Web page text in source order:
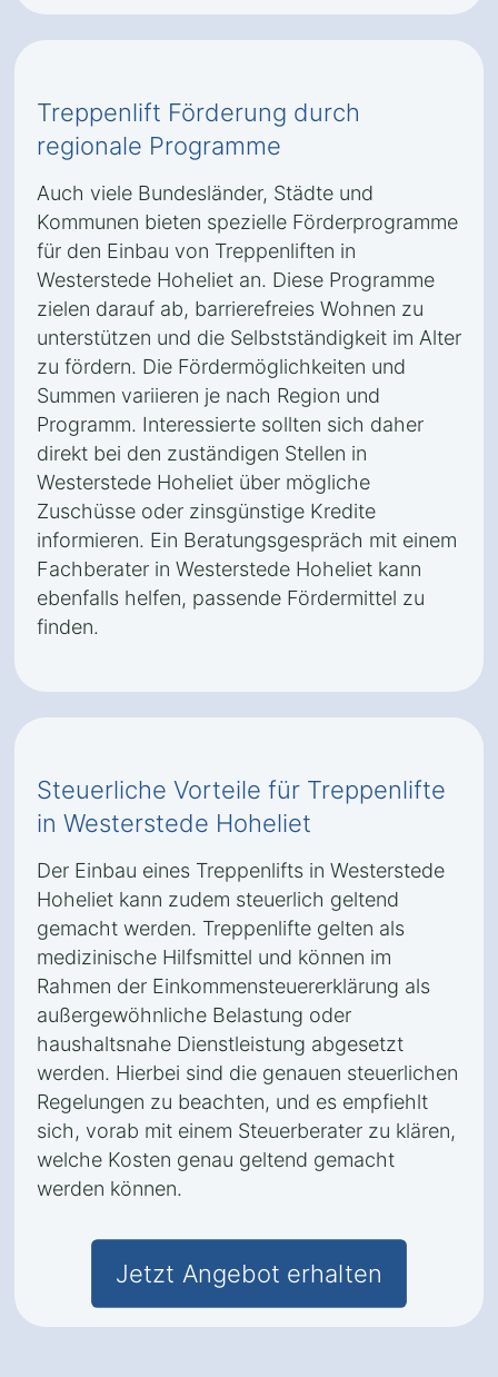
Treppenlift Förderung durch
regionale Programme
Auch viele Bundesländer, Städte und
Kommunen bieten spezielle Förderprogramme
für den Einbau von Treppenliften in
Westerstede Hoheliet an. Diese Programme
zielen darauf ab, barrierefreies Wohnen zu
unterstützen und die Selbstständigkeit im Alter
zu fördern. Die Fördermöglichkeiten und
Summen variieren je nach Region und
Programm. Interessierte sollten sich daher
direkt bei den zuständigen Stellen in
Westerstede Hoheliet über mögliche
Zuschüsse oder zinsgünstige Kredite
informieren. Ein Beratungsgespräch mit einem
Fachberater in Westerstede Hoheliet kann
ebenfalls helfen, passende Fördermittel zu
finden.
Steuerliche Vorteile für Treppenlifte
in Westerstede Hoheliet
Der Einbau eines Treppenlifts in Westerstede
Hoheliet kann zudem steuerlich geltend
gemacht werden. Treppenlifte gelten als
medizinische Hilfsmittel und können im
Rahmen der Einkommensteuererklärung als
außergewöhnliche Belastung oder
haushaltsnahe Dienstleistung abgesetzt
werden. Hierbei sind die genauen steuerlichen
Regelungen zu beachten, und es empfiehlt
sich, vorab mit einem Steuerberater zu klären,
welche Kosten genau geltend gemacht
werden können.
Jetzt Angebot erhalten